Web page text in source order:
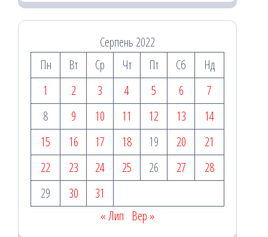
Серпень 2022
Пн
Вт Ср Чт Пт Сб
Нд
1
2 3 4 5 6
7
8
9 10 11 12 13
14
15
16 17 18 19 20
21
22
23 24 25 26 27
28
29
30
31
« Лип Вер »